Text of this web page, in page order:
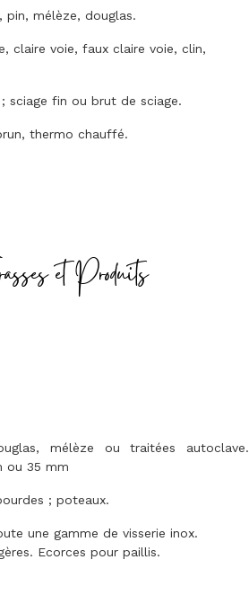
pin, mélèze, douglas.
claire voie, faux claire voie, clin,
sciage fin ou brut de sciage.
thermo chauffé.
et Produits
mélèze ou traitées autoclave.
ou 35 mm
; poteaux.
une gamme de visserie inox.
Ecorces pour paillis.